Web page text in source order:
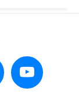
youtube